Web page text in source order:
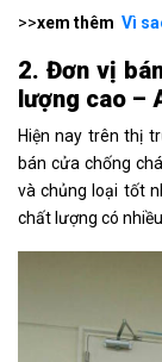
>>xem thêm Vì
2. Đơn vị
lượng cao –
Hiện nay trên thị
bán cửa chống
và chủng loại tốt
chất lượng có